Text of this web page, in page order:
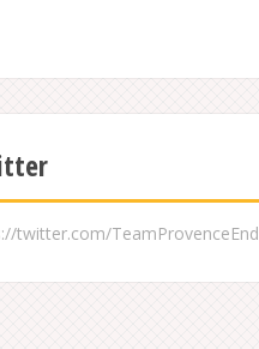
twitter.com/TeamProvenceEnd